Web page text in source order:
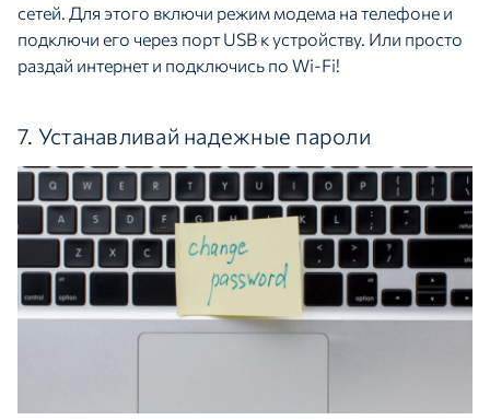
сетей. Для этого включи режим модема на телефоне и
подключи его через порт USB к устройству. Или просто
раздай интернет и подключись по Wi-Fi!
7. Устанавливай надежные пароли